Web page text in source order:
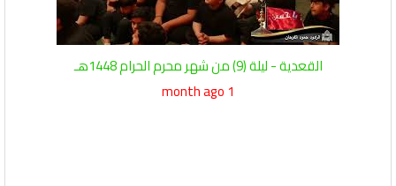
القعدية - ليلة (9) من شهر محرم الحرام 1448هـ
1 month ago